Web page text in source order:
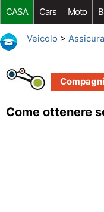
CASA Cars Moto
Riparazione Auto
Veicolo >
Come ottenere